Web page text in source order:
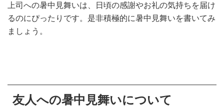
上司への暑中見舞いは、日頃の感謝やお礼の気持ちを届け
るのにぴったりです。是非積極的に暑中見舞いを書いてみ
ましょう。
友人への暑中見舞いについて